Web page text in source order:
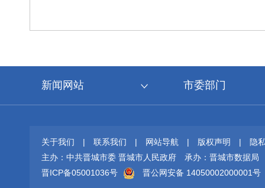
新闻网站 市委部门
关于我们 | 联系我们 | 网站导航 | 版权声明 |
隐
主办：中共晋城市委 晋城市人民政府
承办：晋城市数据局
晋ICP备05001036号
晋公网安备 14050002000001号